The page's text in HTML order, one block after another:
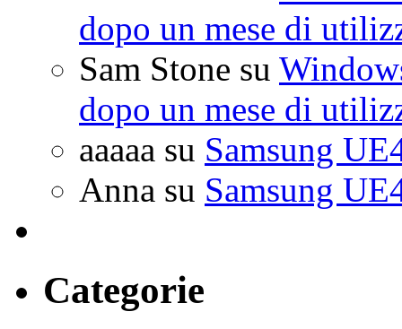
dopo un mese di
Sam Stone su
dopo un mese di
aaaaa su Samsung
Anna su Samsung
Categorie